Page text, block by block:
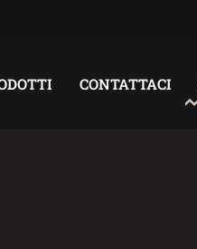
CONTATTACI